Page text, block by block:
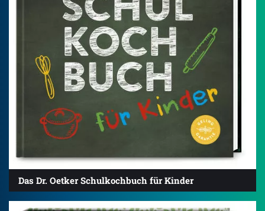
Das Dr. Oetker Schulkochbuch für Kinder